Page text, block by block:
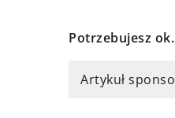
Potrzebujesz
Artykuł
2 stycznia 2025
Jak przebiega